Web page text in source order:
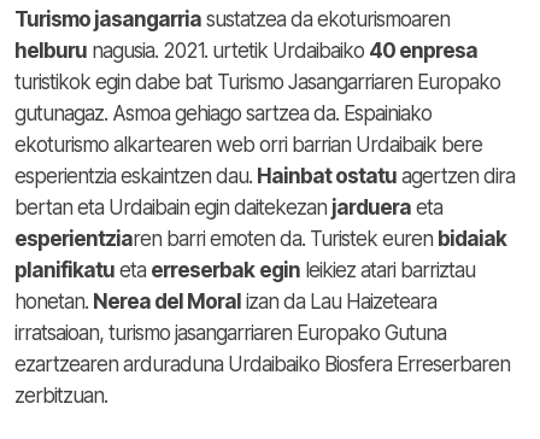
Turismo jasangarria sustatzea da ekoturismoaren
helburu nagusia. 2021. urtetik Urdaibaiko 40 enpresa
turistikok egin dabe bat Turismo Jasangarriaren Europako
gutunagaz. Asmoa gehiago sartzea da. Espainiako
ekoturismo alkartearen web orri barrian Urdaibaik bere
esperientzia eskaintzen dau. Hainbat ostatu agertzen dira
bertan eta Urdaibain egin daitekezan jarduera eta
esperientziaren barri emoten da. Turistek euren bidaiak
planifikatu eta erreserbak egin leikiez atari barriztau
honetan. Nerea del Moral izan da Lau Haizeteara
irratsaioan, turismo jasangarriaren Europako Gutuna
ezartzearen arduraduna Urdaibaiko Biosfera Erreserbaren
zerbitzuan.